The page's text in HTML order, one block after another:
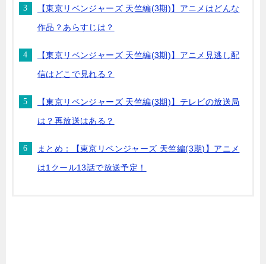
【東京リベンジャーズ 天竺編(3期)】アニメはどんな
作品？あらすじは？
【東京リベンジャーズ 天竺編(3期)】アニメ見逃し配
信はどこで見れる？
【東京リベンジャーズ 天竺編(3期)】テレビの放送局
は？再放送はある？
まとめ：【東京リベンジャーズ 天竺編(3期)】アニメ
は1クール13話で放送予定！